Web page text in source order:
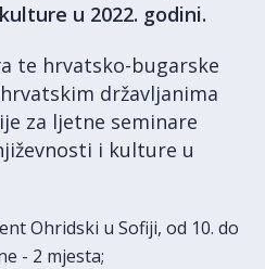
u 2022. godini.
te hrvatsko-bugarske
državljanima
za ljetne seminare
i kulture u
Ohridski u Sofiji, od 10. do
- 2 mjesta;